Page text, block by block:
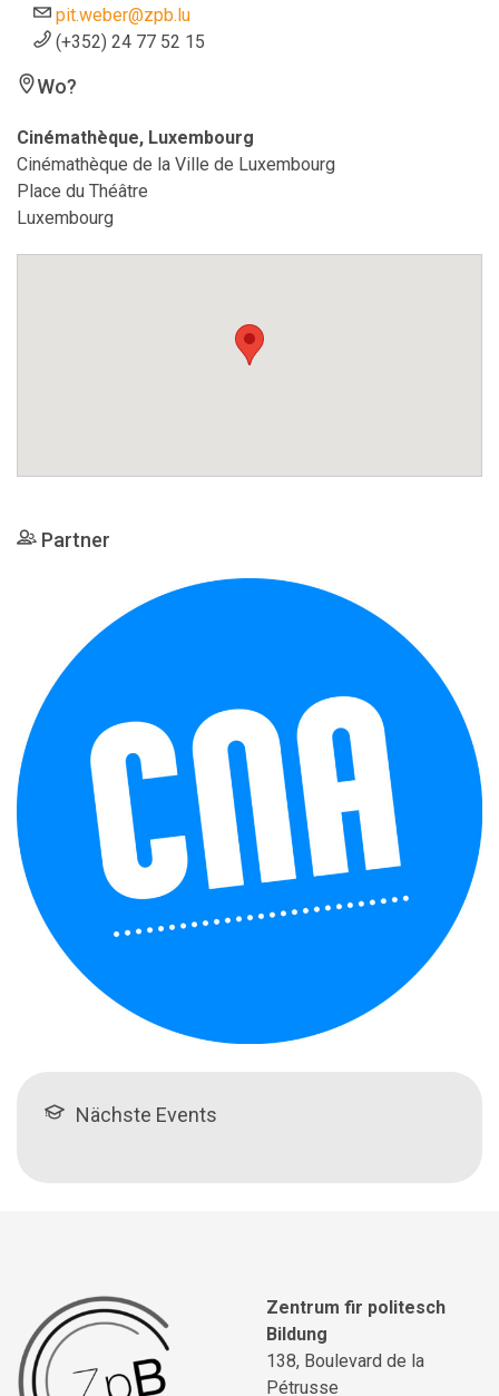
pit.weber@zpb.lu
(+352) 24 77 52 15
Wo?
Cinémathèque, Luxembourg
Cinémathèque de la Ville de Luxembourg
Place du Théâtre
Luxembourg
Partner
Nächste Events
Zentrum fir politesch
Bildung
138, Boulevard de la
Pétrusse